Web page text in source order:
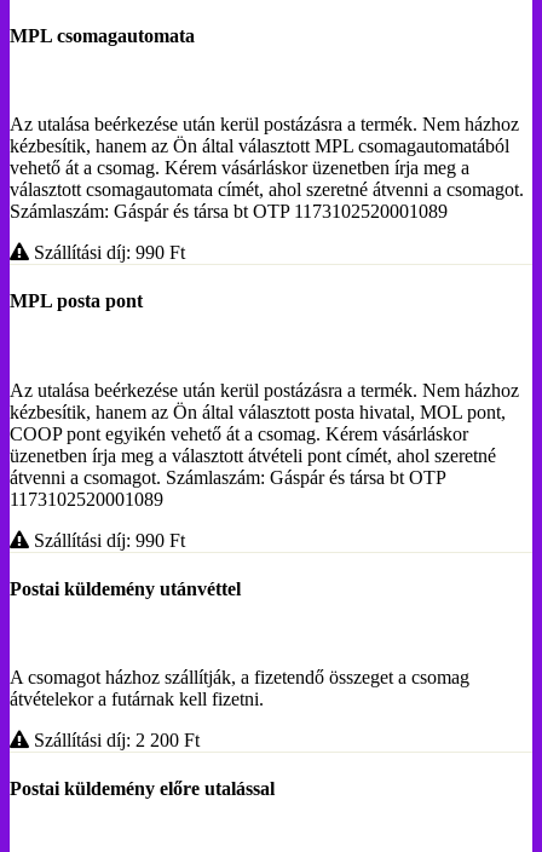
MPL csomagautomata
Az utalása beérkezése után kerül postázásra a termék. Nem házhoz
kézbesítik, hanem az Ön által választott MPL csomagautomatából
vehető át a csomag. Kérem vásárláskor üzenetben írja meg a
választott csomagautomata címét, ahol szeretné átvenni a csomagot.
Számlaszám: Gáspár és társa bt OTP 1173102520001089
Szállítási díj: 990 Ft
MPL posta pont
Az utalása beérkezése után kerül postázásra a termék. Nem házhoz
kézbesítik, hanem az Ön által választott posta hivatal, MOL pont,
COOP pont egyikén vehető át a csomag. Kérem vásárláskor
üzenetben írja meg a választott átvételi pont címét, ahol szeretné
átvenni a csomagot. Számlaszám: Gáspár és társa bt OTP
1173102520001089
Szállítási díj: 990 Ft
Postai küldemény utánvéttel
A csomagot házhoz szállítják, a fizetendő összeget a csomag
átvételekor a futárnak kell fizetni.
Szállítási díj: 2 200 Ft
Postai küldemény előre utalással